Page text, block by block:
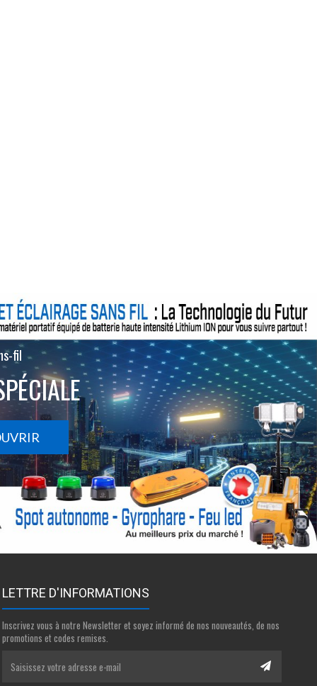
fil
LETTRE D'INFORMATIONS
Inscrivez vous à notre Newsletter et soyez informé de nos nouveautés, de nos
promotions et codes remises.